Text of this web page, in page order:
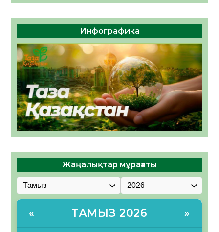
Инфографика
Жаңалықтар мұрағаты
« ТАМЫЗ 2026 »